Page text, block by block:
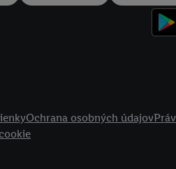
Ochrana osobných údajov